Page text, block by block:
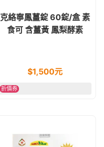
克絡寧鳳薑錠 60錠/盒 素
食可 含薑黃 鳳梨酵素
$1,500元
折價券